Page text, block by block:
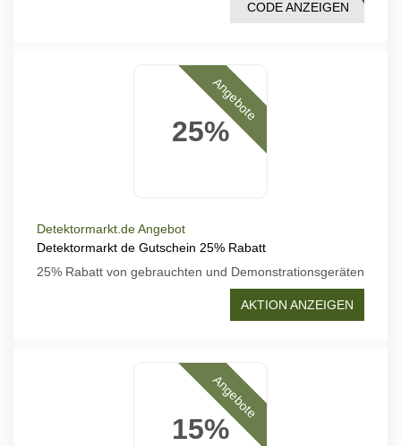
RBT5
CODE ANZEIGEN
25%
Angebote
Detektormarkt.de Angebot
Detektormarkt de Gutschein 25% Rabatt
25% Rabatt von gebrauchten und Demonstrationsgeräten
AKTION ANZEIGEN
15%
Angebote